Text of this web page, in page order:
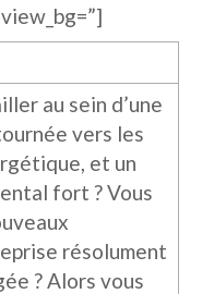
au sein d’une
vers les
et un
fort ? Vous
résolument
? Alors vous